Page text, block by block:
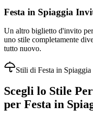
Festa in Spiaggia
Un altro biglietto d'invito
uno stile completamente
tutto nuovo.
Stili di Festa in Spiaggia
Scegli lo Stile
per Festa in